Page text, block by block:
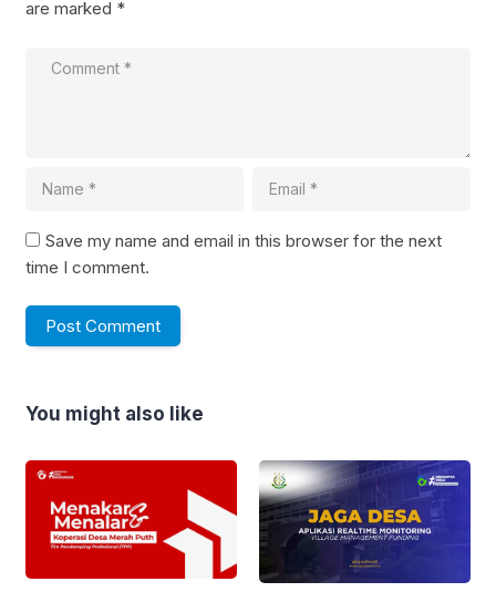
are marked *
Save my name and email in this browser for the next
time I comment.
You might also like